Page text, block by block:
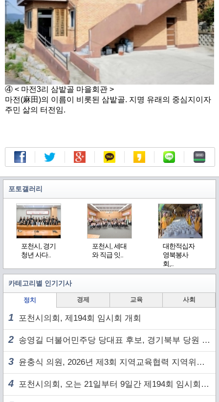
④ < 마전3리 삼밭골 마을회관 >
마전(麻田)의 이름이 비롯된 삼밭골. 지명 유래의 중심지이자
주민 삶의 터전임.
포토갤러리
포천시, 경기
청년 사다..
포천시, 세대
와 직급 잇..
대한적십자
영북봉사
회,..
카테고리별 인기기사
정치 경제 교육 사회
1 포천시의회, 제194회 임시회 개회
2 송영길 더불어민주당 당대표 후보, 경기북부 당원 및 2030 세대와 ‘소통 행보’
3 윤충식 의원, 2026년 제3회 지역교육협력 지역위원회 주재
4 포천시의회, 오는 21일부터 9일간 제194회 임시회 개회